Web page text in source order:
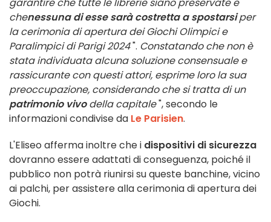
garantire che tutte le librerie siano preservate e
chenessuna di esse sarà costretta a spostarsiper
la cerimonia di apertura dei Giochi Olimpici e
Paralimpici di Parigi 2024". Constatando che non è
stata individuata alcuna soluzione consensuale e
rassicurante con questi attori, esprime loro la sua
preoccupazione, considerando che si tratta di un
patrimonio vivodella capitale", secondo le
informazioni condivise da Le Parisien.
L'Eliseo afferma inoltre che i dispositivi di sicurezza
dovranno essere adattati di conseguenza, poiché il
pubblico non potrà riunirsi su queste banchine, vicino
ai palchi, per assistere alla cerimonia di apertura dei
Giochi.